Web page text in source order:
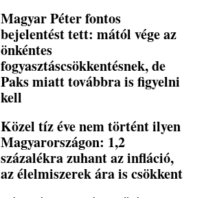
Magyar Péter fontos
bejelentést tett: mától vége az
önkéntes
fogyasztáscsökkentésnek, de
Paks miatt továbbra is figyelni
kell
Közel tíz éve nem történt ilyen
Magyarországon: 1,2
százalékra zuhant az infláció,
az élelmiszerek ára is csökkent